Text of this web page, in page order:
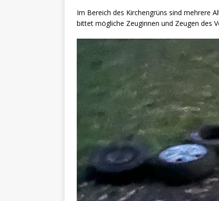
Im Bereich des Kirchengrüns sind mehrere
bittet mögliche Zeuginnen und Zeugen des